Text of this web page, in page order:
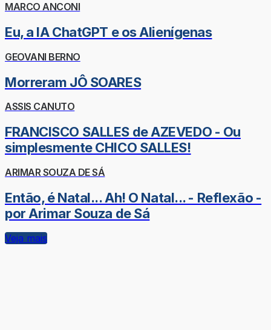
MARCO ANCONI
Eu, a IA ChatGPT e os Alienígenas
GEOVANI BERNO
Morreram JÔ SOARES
ASSIS CANUTO
FRANCISCO SALLES de AZEVEDO - Ou
simplesmente CHICO SALLES!
ARIMAR SOUZA DE SÁ
Então, é Natal... Ah! O Natal... - Reflexão -
por Arimar Souza de Sá
Veja mais